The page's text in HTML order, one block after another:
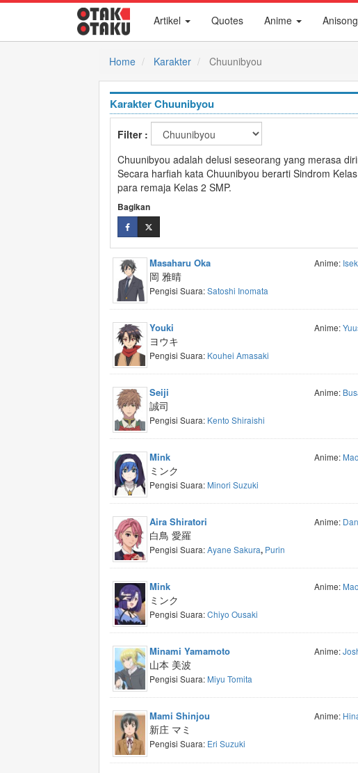
Artikel Quotes Anime Anisong
Home Karakter Chuunibyou
Karakter Chuunibyou
Filter :
Chuunibyou adalah delusi seseorang yang merasa
Secara harfiah kata Chuunibyou berarti Sindrom
para remaja Kelas 2 SMP.
Bagikan
Masaharu Oka
岡 雅晴
Pengisi Suara:Satoshi Inomata
Anime:
Youki
ヨウキ
Pengisi Suara: Kouhei Amasaki
Anime:
Seiji
誠司
Pengisi Suara: Kento Shiraishi
Anime:
Mink
ミンク
Pengisi Suara: Minori Suzuki
Anime:
Aira Shiratori
白鳥 愛羅
Pengisi Suara:Ayane Sakura, Purin
Anime:
Mink
ミンク
Pengisi Suara:Chiyo Ousaki
Anime:
Minami Yamamoto
山本 美波
Pengisi Suara: Miyu Tomita
Anime:
Mami Shinjou
新庄 マミ
Pengisi Suara: Eri Suzuki
Anime: